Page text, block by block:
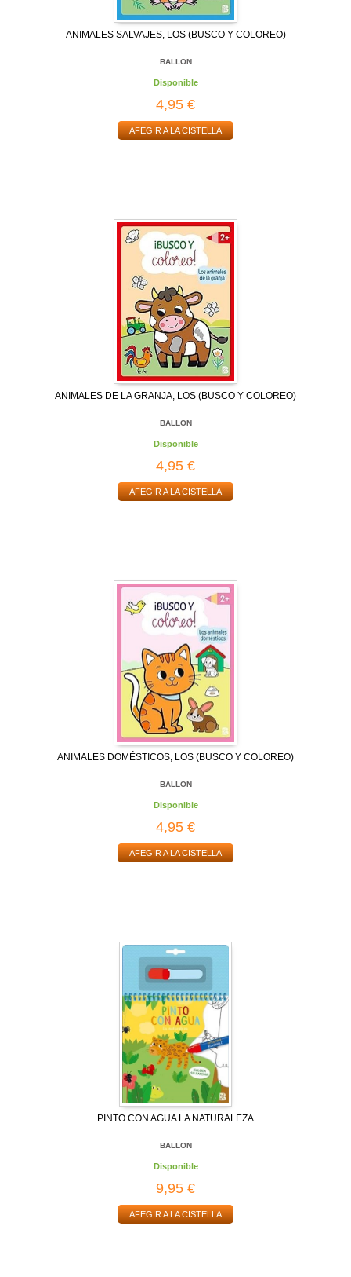
ANIMALES SALVAJES, LOS (BUSCO Y COLOREO)
BALLON
Disponible
4,95 €
AFEGIR A LA CISTELLA
ANIMALES DE LA GRANJA, LOS (BUSCO Y COLOREO)
BALLON
Disponible
4,95 €
AFEGIR A LA CISTELLA
ANIMALES DOMÉSTICOS, LOS (BUSCO Y COLOREO)
BALLON
Disponible
4,95 €
AFEGIR A LA CISTELLA
PINTO CON AGUA LA NATURALEZA
BALLON
Disponible
9,95 €
AFEGIR A LA CISTELLA